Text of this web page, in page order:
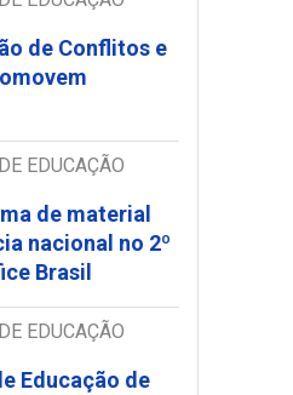
de Conflitos e
EDUCAÇÃO
de material
nacional no 2º
Brasil
EDUCAÇÃO
Educação de